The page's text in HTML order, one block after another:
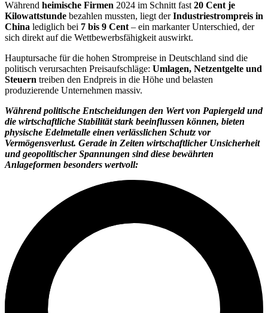
Während heimische Firmen 2024 im Schnitt fast 20 Cent je
Kilowattstunde bezahlen mussten, liegt derIndustriestrompreis in
China lediglich bei 7 bis 9 Cent – ein markanter Unterschied, der
sich direkt auf die Wettbewerbsfähigkeit auswirkt.
Hauptursache für die hohen Strompreise in Deutschland sind die
politisch verursachten Preisaufschläge: Umlagen, Netzentgelte und
Steuern treiben den Endpreis in die Höhe und belasten
produzierende Unternehmen massiv.
Während politische Entscheidungen den Wert von Papiergeld und
die wirtschaftliche Stabilität stark beeinflussen können, bieten
physische Edelmetalle einen verlässlichen Schutz vor
Vermögensverlust. Gerade in Zeiten wirtschaftlicher Unsicherheit
und geopolitischer Spannungen sind diese bewährten
Anlageformen besonders wertvoll: